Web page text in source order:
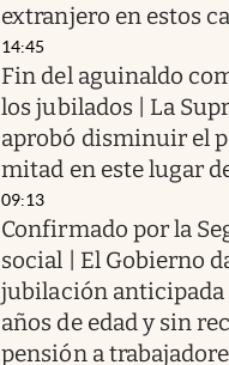
extranjero en estos
14:45
Fin del aguinaldo
los jubilados | La
aprobó disminuir el
mitad en este lugar
09:13
Confirmado por la
social | El Gobierno
jubilación anticipada
años de edad y sin
pensión a